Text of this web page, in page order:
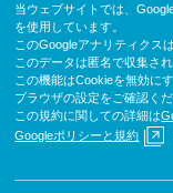
当ウェブサイトでは、
を使用しています。
このGoogleアナリティクス
このデータは匿名で収集さ
この機能はCookieを無効に
ブラウザの設定をご確認くだ
この規約に関しての詳細は
Googleポリシーと規約